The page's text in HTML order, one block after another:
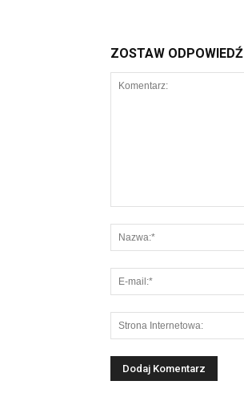
ZOSTAW ODPOWIEDŹ